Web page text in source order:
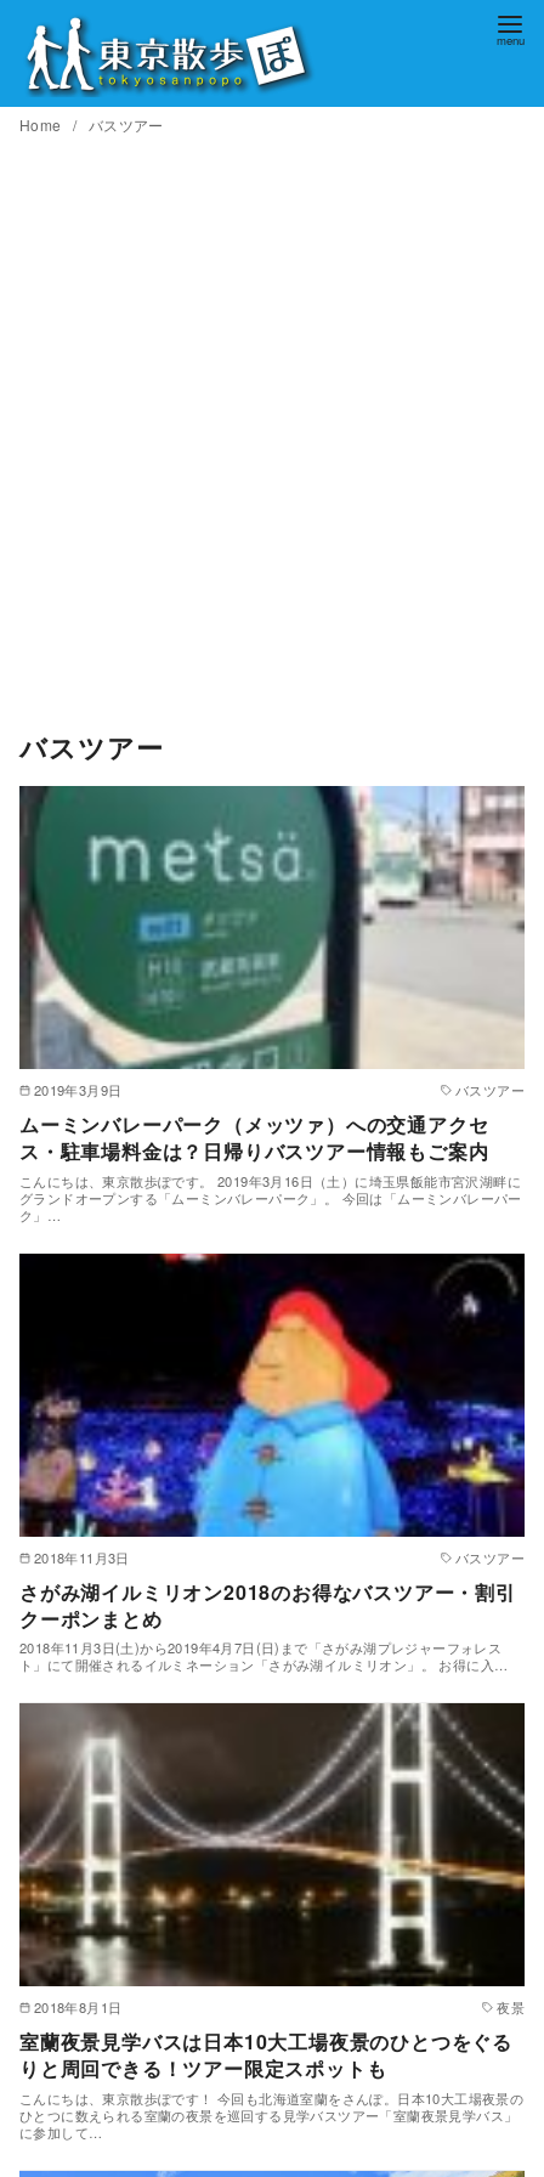
ンHome バスツアー
バスツアー
2019年3月9日 バスツアー
ムーミンバレーパーク（メッツァ）への交通アクセ
ス・駐車場料金は？日帰りバスツアー情報もご案内
こんにちは、東京散歩ぽです。 2019年3月16日（土）に埼玉県飯能市宮沢湖畔に
グランドオープンする「ムーミンバレーパーク」。 今回は「ムーミンバレーパー
ク」…
2018年11月3日 バスツアー
さがみ湖イルミリオン2018のお得なバスツアー・割引
クーポンまとめ
2018年11月3日(土)から2019年4月7日(日)まで「さがみ湖プレジャーフォレス
ト」にて開催されるイルミネーション「さがみ湖イルミリオン」。 お得に入…
2018年8月1日 夜景
室蘭夜景見学バスは日本10大工場夜景のひとつをぐる
りと周回できる！ツアー限定スポットも
こんにちは、東京散歩ぽです！ 今回も北海道室蘭をさんぽ。日本10大工場夜景の
ひとつに数えられる室蘭の夜景を巡回する見学バスツアー「室蘭夜景見学バス」
に参加して…